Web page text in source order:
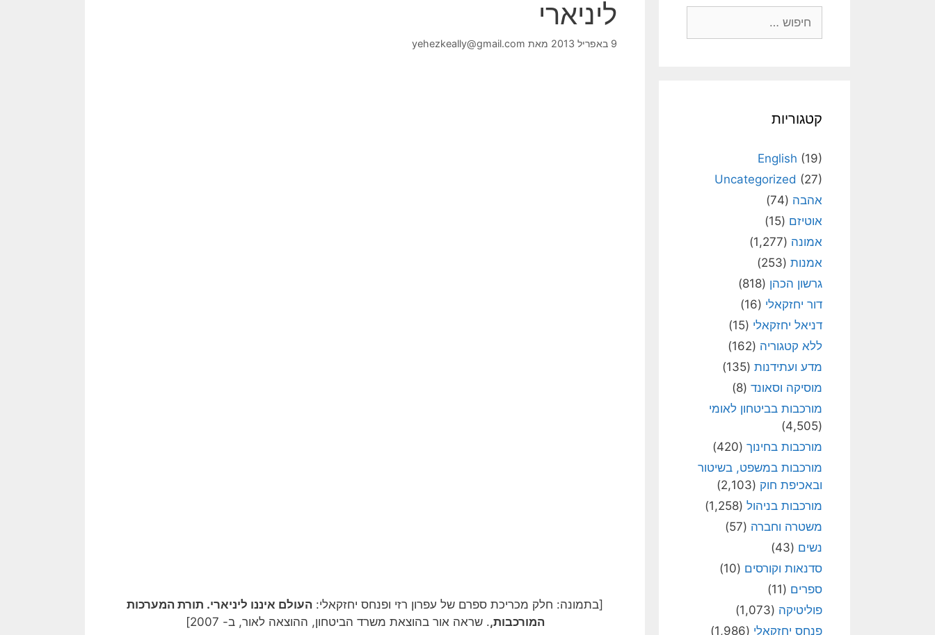
ליניארי
9 באפריל 2013 מאת yehezkeally@gmail.com
[בתמונה: חלק מכריכת ספרם של עפרון רזי ופנחס יחזקאלי: העולם איננו ליניארי. תורת המערכות
המורכבות,. שראה אור בהוצאת משרד הביטחון, ההוצאה לאור, ב- 2007]
קטגוריות
English (19)
Uncategorized (27)
אהבה (74)
אוטיזם (15)
אמונה (1,277)
אמנות (253)
גרשון הכהן (818)
דור יחזקאלי (16)
דניאל יחזקאלי (15)
ללא קטגוריה (162)
מדע ועתידנות (135)
מוסיקה וסאונד (8)
מורכבות בביטחון לאומי
(4,505)
מורכבות בחינוך (420)
מורכבות במשפט, בשיטור
ובאכיפת חוק (2,103)
מורכבות בניהול (1,258)
משטרה וחברה (57)
נשים (43)
סדנאות וקורסים (10)
ספרים (11)
פוליטיקה (1,073)
פנחס יחזקאלי (1,986)